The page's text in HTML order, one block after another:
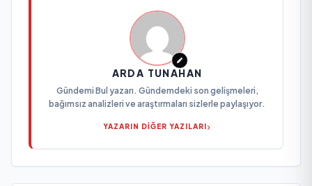
ARDA TUNAHAN
Gündemi Bul yazarı. Gündemdeki son gelişmeleri,
bağımsız analizleri ve araştırmaları sizlerle paylaşıyor.
YAZARIN DİĞER YAZILARI